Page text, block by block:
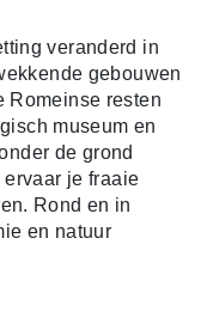
veranderd in
gebouwen
Romeinse resten
museum en
de grond
je fraaie
Rond en in
en natuur